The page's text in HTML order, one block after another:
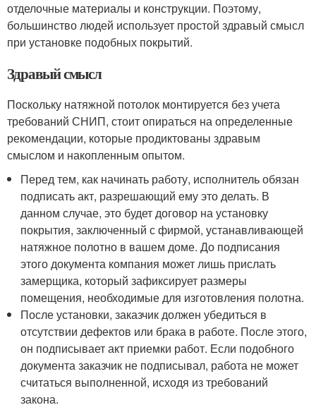
отделочные материалы и конструкции. Поэтому,
большинство людей использует простой здравый смысл
при установке подобных покрытий.
Здравый смысл
Поскольку натяжной потолок монтируется без учета
требований СНИП, стоит опираться на определенные
рекомендации, которые продиктованы здравым
смыслом и накопленным опытом.
Перед тем, как начинать работу, исполнитель обязан
подписать акт, разрешающий ему это делать. В
данном случае, это будет договор на установку
покрытия, заключенный с фирмой, устанавливающей
натяжное полотно в вашем доме. До подписания
этого документа компания может лишь прислать
замерщика, который зафиксирует размеры
помещения, необходимые для изготовления полотна.
После установки, заказчик должен убедиться в
отсутствии дефектов или брака в работе. После этого,
он подписывает акт приемки работ. Если подобного
документа заказчик не подписывал, работа не может
считаться выполненной, исходя из требований
закона.